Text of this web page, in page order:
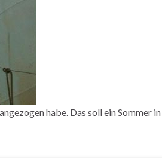
habe. Das soll ein Sommer in